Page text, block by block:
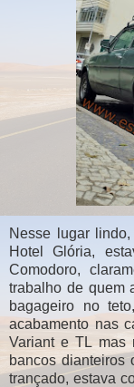
Nesse lugar
Hotel Glória,
Comodoro,
trabalho de quem
bagageiro no
acabamento nas
Variant e TL mas
bancos dianteiros
trançado, estava